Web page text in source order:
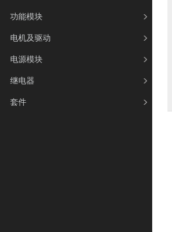
功能模块
电机及驱动
电源模块
继电器
套件